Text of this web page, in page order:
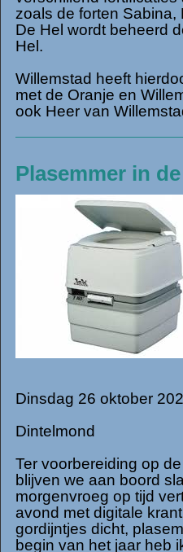
zoals de forten Sabina,
De Hel wordt beheerd
Hel.
Willemstad heeft
met de Oranje en
ook Heer van
Plasemmer in
Dinsdag 26 oktober
Dintelmond
Ter voorbereiding op
blijven we aan boord
morgenvroeg op tijd
avond met digitale
gordijntjes dicht,
begin van het jaar heb